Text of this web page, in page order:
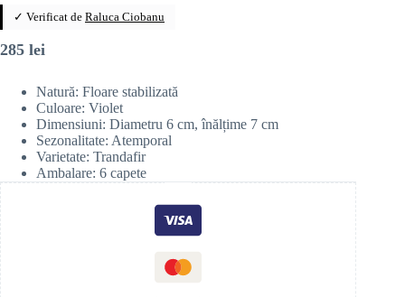
✓ Verificat de Raluca Ciobanu
285 lei
Natură: Floare stabilizată
Culoare: Violet
Dimensiuni: Diametru 6 cm, înălțime 7 cm
Sezonalitate: Atemporal
Varietate: Trandafir
Ambalare: 6 capete